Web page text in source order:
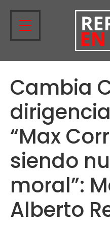
Cambia
“Max
siendo
moral”:
Alberto